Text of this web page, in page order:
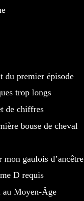
du premier épisode
trop longs
de chiffres
bouse de cheval
mon gaulois d’ancêtre
D requis
au Moyen-Âge